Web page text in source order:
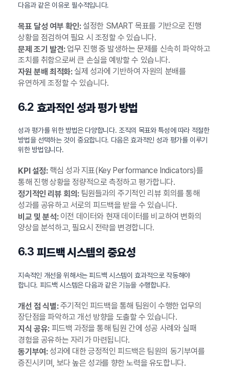
다음과 같은 이유로 필수적입니다.
목표 달성 여부 확인:설정한 SMART 목표를 기반으로 진행
상황을 점검하여 필요 시 조정할 수 있습니다.
문제 조기 발견:업무 진행 중 발생하는 문제를 신속히 파악하고
조치를 취함으로써 큰 손실을 예방할 수 있습니다.
자원 분배 최적화:실제 성과에 기반하여 자원의 분배를
유연하게 조정할 수 있습니다.
6.2 효과적인 성과 평가 방법
성과 평가를 위한 방법은 다양합니다. 조직의 목표와 특성에 따라 적절한
방법을 선택하는 것이 중요합니다. 다음은 효과적인 성과 평가를 이루기
위한 방법입니다.
KPI 설정:핵심 성과 지표(Key Performance Indicators)를
통해 진행 상황을 정량적으로 측정하고 평가합니다.
정기적인 리뷰 회의:팀원들과의 주기적인 리뷰 회의를 통해
성과를 공유하고 서로의 피드백을 받을 수 있습니다.
비교 및 분석:이전 데이터와 현재 데이터를 비교하여 변화의
양상을 분석하고, 필요시 전략을 변경합니다.
6.3 피드백 시스템의 중요성
지속적인 개선을 위해서는 피드백 시스템이 효과적으로 작동해야
합니다. 피드백 시스템은 다음과 같은 기능을 수행합니다.
개선 점 식별:주기적인 피드백을 통해 팀원이 수행한 업무의
장단점을 파악하고 개선 방향을 도출할 수 있습니다.
지식 공유:피드백 과정을 통해 팀원 간에 성공 사례와 실패
경험을 공유하는 자리가 마련됩니다.
동기부여:성과에 대한 긍정적인 피드백은 팀원의 동기부여를
증진시키며, 보다 높은 성과를 향한 노력을 유도합니다.